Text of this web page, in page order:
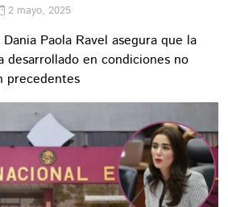
2 mayo, 2025
Paola Ravel asegura que la
desarrollado en condiciones no
precedentes